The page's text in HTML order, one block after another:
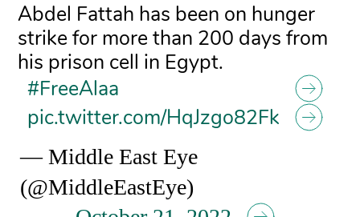
Abdel Fattah has been on hunger
strike for more than 200 days from
his prison cell in Egypt.
#FreeAlaa
pic.twitter.com/HqJzgo82Fk
— Middle East Eye
(@MiddleEastEye)